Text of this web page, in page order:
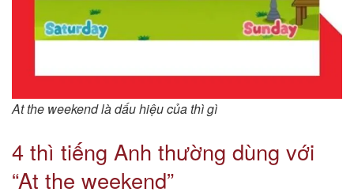
At the weekend là dấu hiệu của thì gì
4 thì tiếng Anh thường dùng với
“At the weekend”